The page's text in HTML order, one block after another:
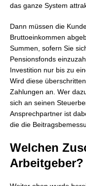
das ganze System
Dann müssen die
Bruttoeinkommen
Summen, sofern Sie
Pensionsfonds
Investition nur bis zu
Wird diese
Zahlungen an. Wer
sich an seinen
Ansprechpartner ist
die die
Welchen
Arbeitgeber?